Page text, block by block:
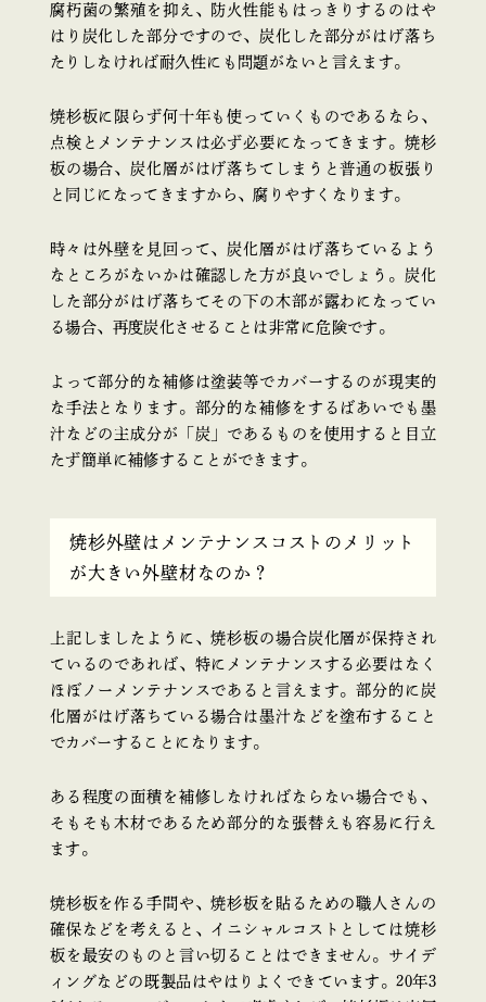
腐朽菌の繁殖を抑え、防火性能もはっきりするのはや
はり炭化した部分ですので、炭化した部分がはげ落ち
たりしなければ耐久性にも問題がないと言えます。
焼杉板に限らず何十年も使っていくものであるなら、
点検とメンテナンスは必ず必要になってきます。焼杉
板の場合、炭化層がはげ落ちてしまうと普通の板張り
と同じになってきますから、腐りやすくなります。
時々は外壁を見回って、炭化層がはげ落ちているよう
なところがないかは確認した方が良いでしょう。炭化
した部分がはげ落ちてその下の木部が露わになってい
る場合、再度炭化させることは非常に危険です。
よって部分的な補修は塗装等でカバーするのが現実的
な手法となります。部分的な補修をするばあいでも墨
汁などの主成分が「炭」であるものを使用すると目立
たず簡単に補修することができます。
焼杉外壁はメンテナンスコストのメリット
が大きい外壁材なのか？
上記しましたように、焼杉板の場合炭化層が保持され
ているのであれば、特にメンテナンスする必要はなく
ほぼノーメンテナンスであると言えます。部分的に炭
化層がはげ落ちている場合は墨汁などを塗布すること
でカバーすることになります。
ある程度の面積を補修しなければならない場合でも、
そもそも木材であるため部分的な張替えも容易に行え
ます。
焼杉板を作る手間や、焼杉板を貼るための職人さんの
確保などを考えると、イニシャルコストとしては焼杉
板を最安のものと言い切ることはできません。サイデ
ィングなどの既製品はやはりよくできています。20年3